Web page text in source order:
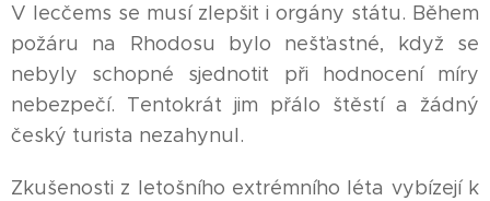
V lecčems se musí zlepšit i orgány státu. Během
požáru na Rhodosu bylo nešťastné, když se
nebyly schopné sjednotit při hodnocení míry
nebezpečí. Tentokrát jim přálo štěstí a žádný
český turista nezahynul.
Zkušenosti z letošního extrémního léta vybízejí k